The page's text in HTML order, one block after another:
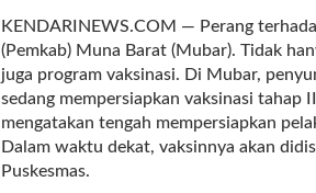
KENDARINEWS.COM — Perang
(Pemkab) Muna Barat (Mubar). Tidak
juga program vaksinasi. Di Mubar,
sedang mempersiapkan vaksinasi tahap
mengatakan tengah mempersiapkan
Dalam waktu dekat, vaksinnya akan
Puskesmas.